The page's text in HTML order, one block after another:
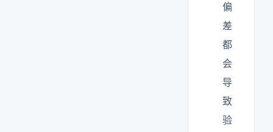
偏
差
都
会
导
致
验